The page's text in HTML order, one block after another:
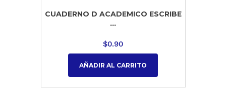
CUADERNO D ACADEMICO ESCRIBE
...
$0.90
AÑADIR AL CARRITO